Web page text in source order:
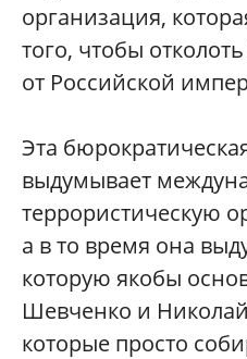
организация,
того, чтобы
от Российской
Эта
выдумывает
террористическую
а в то время она
которую якобы
Шевченко и
которые просто